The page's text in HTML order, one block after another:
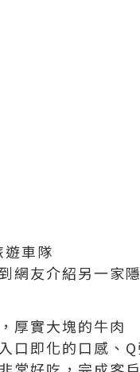
車隊
網友介紹另一家
厚實大塊的牛肉
口即化的口感、